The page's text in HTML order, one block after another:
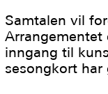
Samtalen vil
Arrangementet
inngang til
sesongkort har